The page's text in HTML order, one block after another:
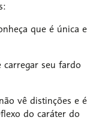
que é única e
seu fardo
vê distinções e é
do caráter do